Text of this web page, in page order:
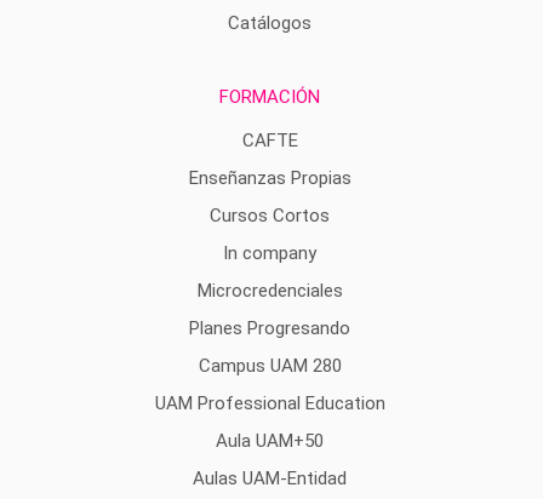
Catálogos
FORMACIÓN
CAFTE
Enseñanzas Propias
Cursos Cortos
In company
Microcredenciales
Planes Progresando
Campus UAM 280
UAM Professional Education
Aula UAM+50
Aulas UAM-Entidad